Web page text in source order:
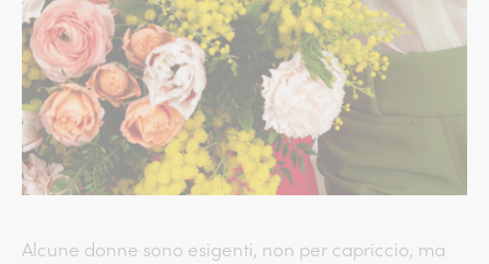
Alcune donne sono esigenti, non per capriccio, ma